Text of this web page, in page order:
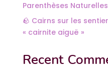
Parenthèses
🪨 Cairns sur les
« cairnite aiguë »
Recent